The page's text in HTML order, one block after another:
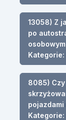
13058) Z
po
Kategorie:
8085)
Kategorie: